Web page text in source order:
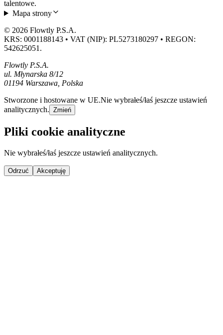
talentowe.
Mapa strony
© 2026 Flowtly P.S.A.
KRS: 0001188143 • VAT (NIP): PL5273180297 • REGON:
542625051.
Flowtly P.S.A.
ul. Młynarska 8/12
01194 Warszawa, Polska
Stworzone i hostowane w UE.Nie wybrałeś/łaś jeszcze ustawień
analitycznych. Zmień
Pliki cookie analityczne
Nie wybrałeś/łaś jeszcze ustawień analitycznych.
Odrzuć Akceptuję